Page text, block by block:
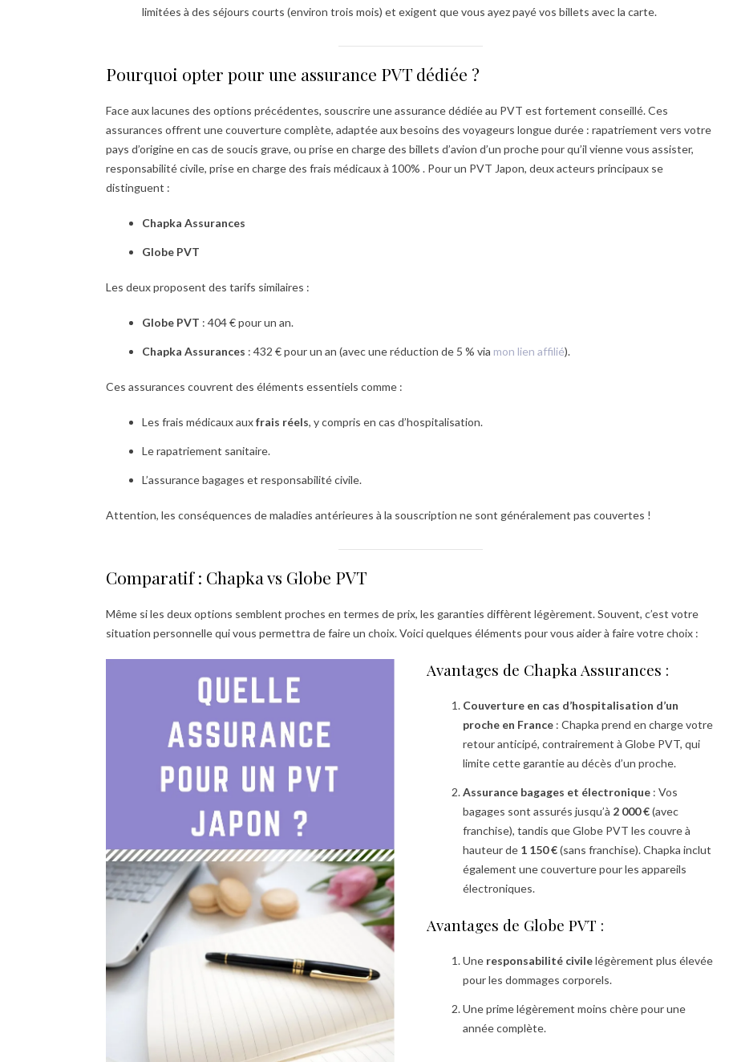
limitées à des séjours courts (environ trois mois) et exigent que vous ayez payé vos billets avec la carte.
Pourquoi opter pour une assurance PVT dédiée ?
Face aux lacunes des options précédentes, souscrire une assurance dédiée au PVT est fortement conseillé. Ces
assurances offrent une couverture complète, adaptée aux besoins des voyageurs longue durée : rapatriement vers votre
pays d’origine en cas de soucis grave, ou prise en charge des billets d’avion d’un proche pour qu’il vienne vous assister,
responsabilité civile, prise en charge des frais médicaux à 100% . Pour un PVT Japon, deux acteurs principaux se
distinguent :
Chapka Assurances
Globe PVT
Les deux proposent des tarifs similaires :
Globe PVT : 404 € pour un an.
Chapka Assurances : 432 € pour un an (avec une réduction de 5 % via mon lien affilié).
Ces assurances couvrent des éléments essentiels comme :
Les frais médicaux auxfrais réels, y compris en cas d’hospitalisation.
Le rapatriement sanitaire.
L’assurance bagages et responsabilité civile.
Attention, les conséquences de maladies antérieures à la souscription ne sont généralement pas couvertes !
Comparatif : Chapka vs Globe PVT
Même si les deux options semblent proches en termes de prix, les garanties diffèrent légèrement. Souvent, c’est votre
situation personnelle qui vous permettra de faire un choix. Voici quelques éléments pour vous aider à faire votre choix :
Avantages de Chapka Assurances :
Couverture en cas d’hospitalisation d’un
proche en France : Chapka prend en charge votre
retour anticipé, contrairement à Globe PVT, qui
limite cette garantie au décès d’un proche.
Assurance bagages et électronique : Vos
bagages sont assurés jusqu’à 2 000 €(avec
franchise), tandis que Globe PVT les couvre à
hauteur de 1 150 €(sans franchise). Chapka inclut
également une couverture pour les appareils
électroniques.
Avantages de Globe PVT :
Une responsabilité civilelégèrement plus élevée
pour les dommages corporels.
Une prime légèrement moins chère pour une
année complète.